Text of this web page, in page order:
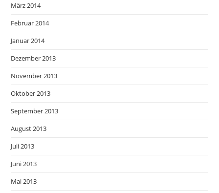
März 2014
Februar 2014
Januar 2014
Dezember 2013
November 2013
Oktober 2013
September 2013
August 2013
Juli 2013
Juni 2013
Mai 2013